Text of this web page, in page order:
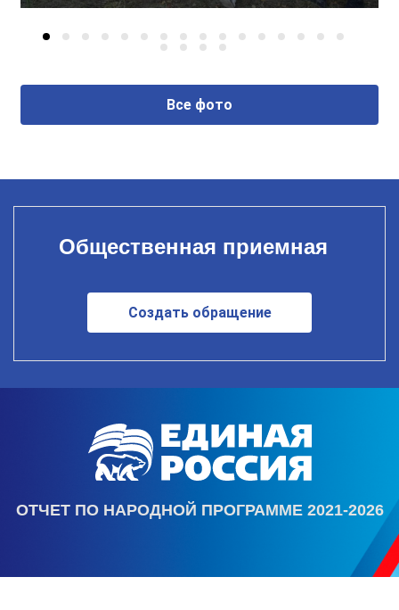
Все фото
Общественная приемная
Создать обращение
ОТЧЕТ ПО НАРОДНОЙ ПРОГРАММЕ 2021-2026